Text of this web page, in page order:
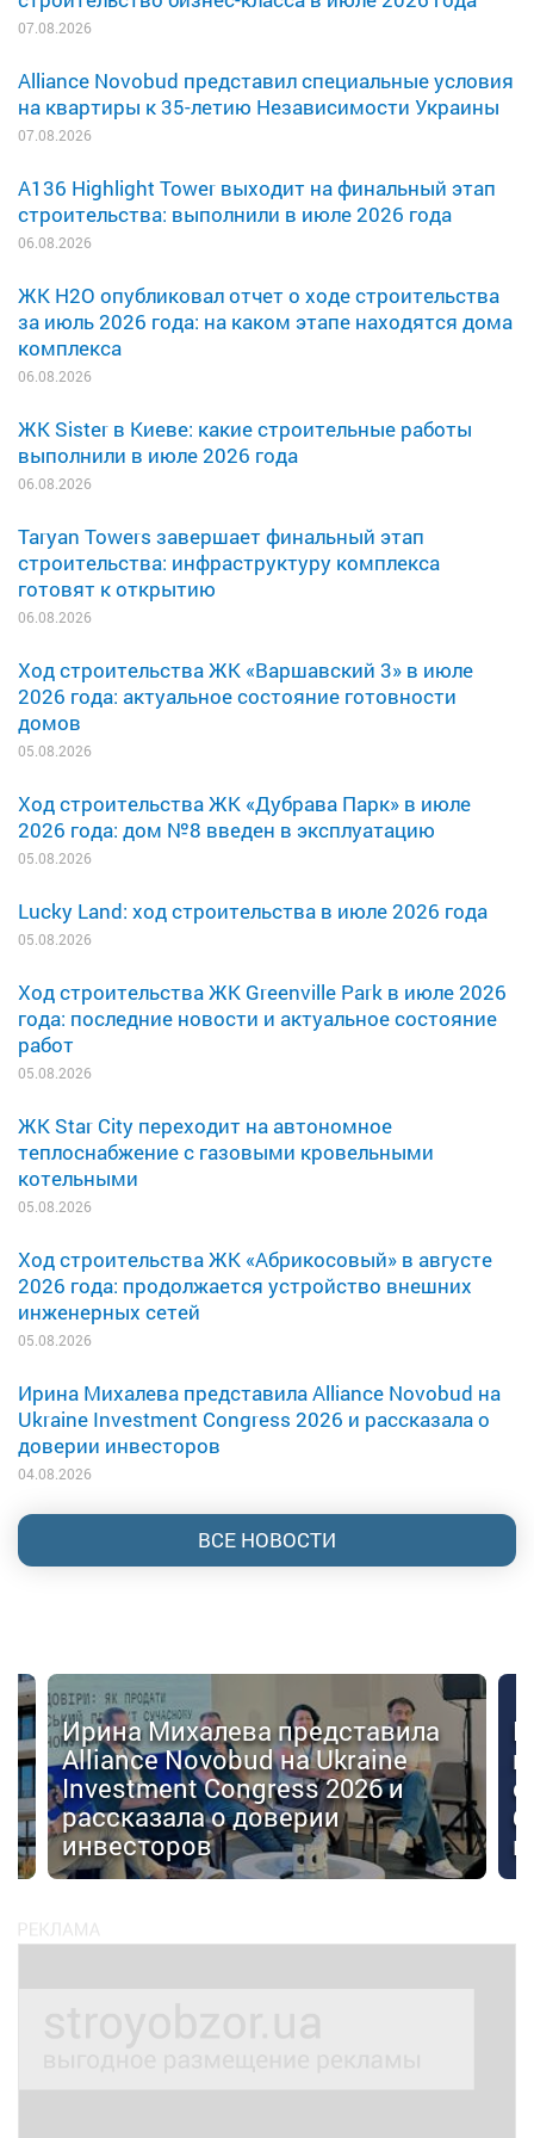
07.08.2026
Alliance Novobud представил специальные условия
на квартиры к 35-летию Независимости Украины
07.08.2026
A136 Highlight Tower выходит на финальный этап
строительства: выполнили в июле 2026 года
06.08.2026
ЖК H2O опубликовал отчет о ходе строительства
за июль 2026 года: на каком этапе находятся дома
комплекса
06.08.2026
ЖК Sister в Киеве: какие строительные работы
выполнили в июле 2026 года
06.08.2026
Taryan Towers завершает финальный этап
строительства: инфраструктуру комплекса
готовят к открытию
06.08.2026
Ход строительства ЖК «Варшавский 3» в июле
2026 года: актуальное состояние готовности
домов
05.08.2026
Ход строительства ЖК «Дубрава Парк» в июле
2026 года: дом №8 введен в эксплуатацию
05.08.2026
Lucky Land: ход строительства в июле 2026 года
05.08.2026
Ход строительства ЖК Greenville Park в июле 2026
года: последние новости и актуальное состояние
работ
05.08.2026
ЖК Star City переходит на автономное
теплоснабжение с газовыми кровельными
котельными
05.08.2026
Ход строительства ЖК «Абрикосовый» в августе
2026 года: продолжается устройство внешних
инженерных сетей
05.08.2026
Ирина Михалева представила Alliance Novobud на
Ukraine Investment Congress 2026 и рассказала о
доверии инвесторов
04.08.2026
ВСЕ НОВОСТИ
Ирина Михалева представила
Alliance Novobud на Ukraine
Investment Congress 2026 и
рассказала о доверии
инвесторов